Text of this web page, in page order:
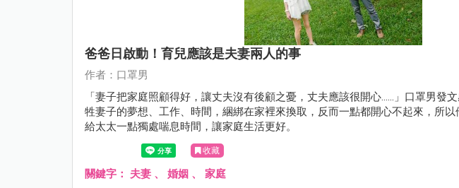
爸爸日啟動！育兒應該是夫妻兩人的事
作者：口罩男
「妻子把家庭照顧得好，讓丈夫沒有後顧之憂，丈夫應該很開心......」口罩男發
牲妻子的夢想、工作、時間，綑綁在家裡來換取，反而一點都開心不起來，所以
給太太一點獨處喘息時間，讓家庭生活更好。
收藏
關鍵字： 夫妻 、 婚姻 、 家庭